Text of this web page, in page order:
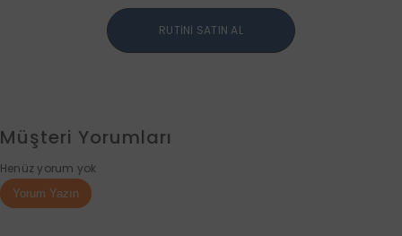
RUTİNİ SATIN AL
Müşteri Yorumları
Henüz yorum yok
Yorum Yazın